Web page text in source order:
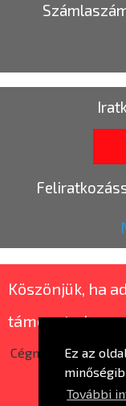
Ez az
További
Köszönjük, ha
támogatod.
Cégnév: Tünet